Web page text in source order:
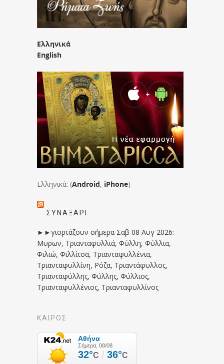
Ελληνικά
English
Ελληνικά: (Android, iPhone)
ΣΥΝΑΞΆΡΙ
►►γιορτάζουν σήμερα Σαβ 08 Αυγ 2026:
Μυρων, Τριανταφυλλιά, Φύλλη, Φύλλια,
Φιλιώ, Φιλλίτσα, Τριανταφυλλένια,
Τριανταφυλλίνη, Ρόζα, Τριαντάφυλλος,
Τριανταφύλλης, Φύλλης, Φύλλιος,
Τριανταφυλλένιος, Τριανταφυλλίνος
ΚΑΙΡΟΣ